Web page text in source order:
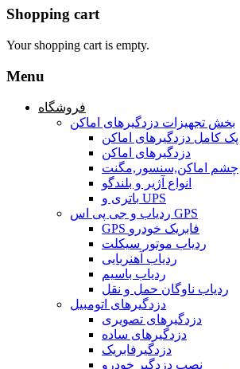
Shopping cart
Your shopping cart is empty.
Menu
فروشگاه
بخش تجهیزات دزدگیرهای اماکن
پک کامل دزدگیرهای اماکن
دزدگیرهای اماکن
چشم اماکن,سنسور,مگنت
انواع آژیر و بلندگو
باتری و UPS
ردیاب و جی پی اس GPS
GPS فابریک خودرو
ردیاب موتور سیکلت
ردیاب آهنربایی
ردیاب باسیم
ردیاب ناوگان حمل و نقل
دزدگیرهای اتومبیل
دزدگیرهای تصویری
دزدگیرهای ساده
دزدگیرفابریک
نصب دزدگیر خودرو